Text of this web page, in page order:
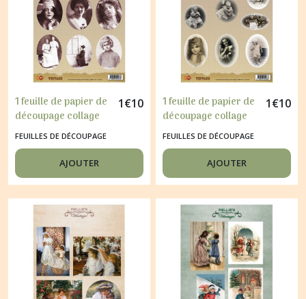
1 feuille de papier de
découpage collage
21 x 29,7 cm Card
deco VINTAGE 194
1€10
FEUILLES DE DÉCOUPAGE
AJOUTER
1 feuille de papier de
découpage collage
21 x 29,7 cm Card
deco VINTAGE 193
1€10
FEUILLES DE DÉCOUPAGE
AJOUTER